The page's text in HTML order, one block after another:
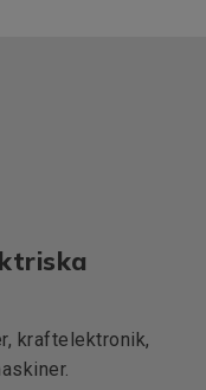
kraftelektronik,